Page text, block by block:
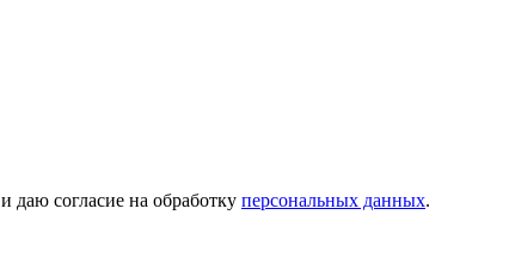
и даю согласие на обработку персональных данных.